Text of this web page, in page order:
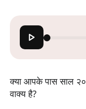
क्या आपके पास साल
वाक्य है?